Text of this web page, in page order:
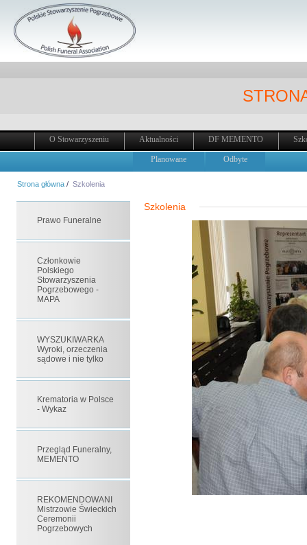
O Stowarzyszeniu Aktualności DF MEMENTO
Planowane Odbyte
Strona główna / Szkolenia
Prawo Funeralne
Członkowie
Polskiego
Stowarzyszenia
Pogrzebowego -
MAPA
WYSZUKIWARKA
Wyroki, orzeczenia
sądowe i nie tylko
Krematoria w Polsce
- Wykaz
Przegląd Funeralny,
MEMENTO
REKOMENDOWANI
Mistrzowie Świeckich
Ceremonii
Pogrzebowych
Szkolenia